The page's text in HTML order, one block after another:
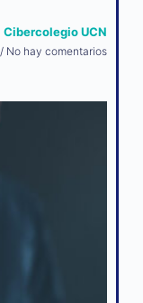
Cibercolegio UCN
No hay comentarios